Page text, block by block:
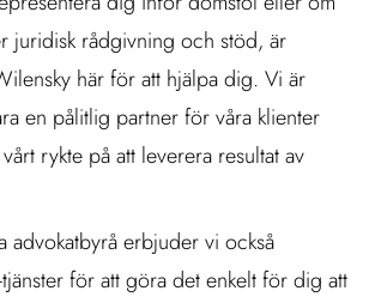
juridisk rådgivning och stöd, är
här för att hjälpa dig. Vi är
en pålitlig partner för våra klienter
rykte på att leverera resultat av
advokatbyrå erbjuder vi också
för att göra det enkelt för dig att